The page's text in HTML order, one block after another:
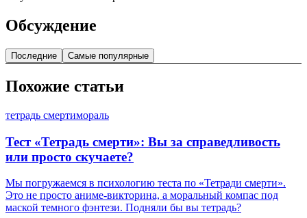
Обсуждение
Последние Самые популярные
Похожие статьи
тетрадь смертимораль
Тест «Тетрадь смерти»: Вы за справедливость
или просто скучаете?
Мы погружаемся в психологию теста по «Тетради смерти».
Это не просто аниме-викторина, а моральный компас под
маской темного фэнтези. Подняли бы вы тетрадь?